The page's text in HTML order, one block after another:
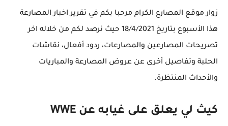
زوار موقع المصارع الكرام مرحبا بكم في تقرير اخبار المصارعة
هذا الأسبوع بتاريخ 18/4/2021 حيث نرصد لكم من خلاله اخر
تصريحات المصارعين والمصارعات، ردود أفعال، نقاشات
الحلبة وتفاصيل أخرى عن عروض المصارعة والمباريات
والأحداث المنتظرة.
كيث لي يعلق على غيابه عن WWE